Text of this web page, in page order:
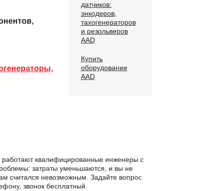
датчиков:
энкодеров,
тахогенераторов
и резольверов
AAD
Купить
оборудование
AAD
работают квалифицированные инженеры с
затраты уменьшаются, и вы не
считался невозможным. Задайте вопрос
звонок бесплатный.